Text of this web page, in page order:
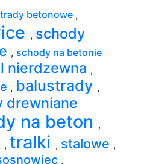
betonowe ,
, schody
, schody na betonie
nierdzewna ,
, balustrady ,
drewniane
na beton ,
, tralki , stalowe ,
,